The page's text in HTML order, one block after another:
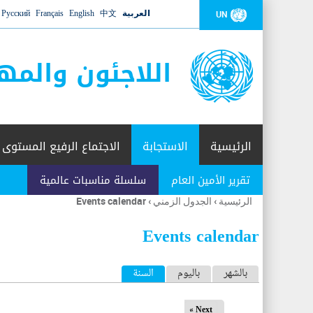
UN العربية 中文
English
Français
Русский
اللاجئون
الرئيسية الاستجابة
تقرير الأمين العام سلسلة مناسبات عالمية
الاجتماع الرفيع المستوى
أنت
هنا
الرئيسية › الجدول الزمني ›
Events calendar
Events calendar
ا بالشهر باليوم السنة (علامة التبويب النشطة)